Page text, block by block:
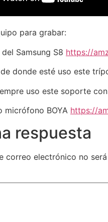
para grabar:
Samsung S8 https://
donde esté uso este
uso este soporte
micrófono BOYA https://
respuesta
correo electrónico no